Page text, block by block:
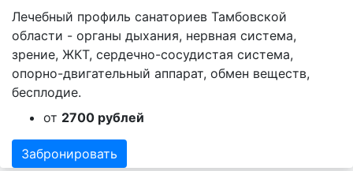
Лечебный профиль санаториев Тамбовской
области - органы дыхания, нервная система,
зрение, ЖКТ, сердечно-сосудистая система,
опорно-двигательный аппарат, обмен веществ,
бесплодие.
от 2700 рублей
Забронировать